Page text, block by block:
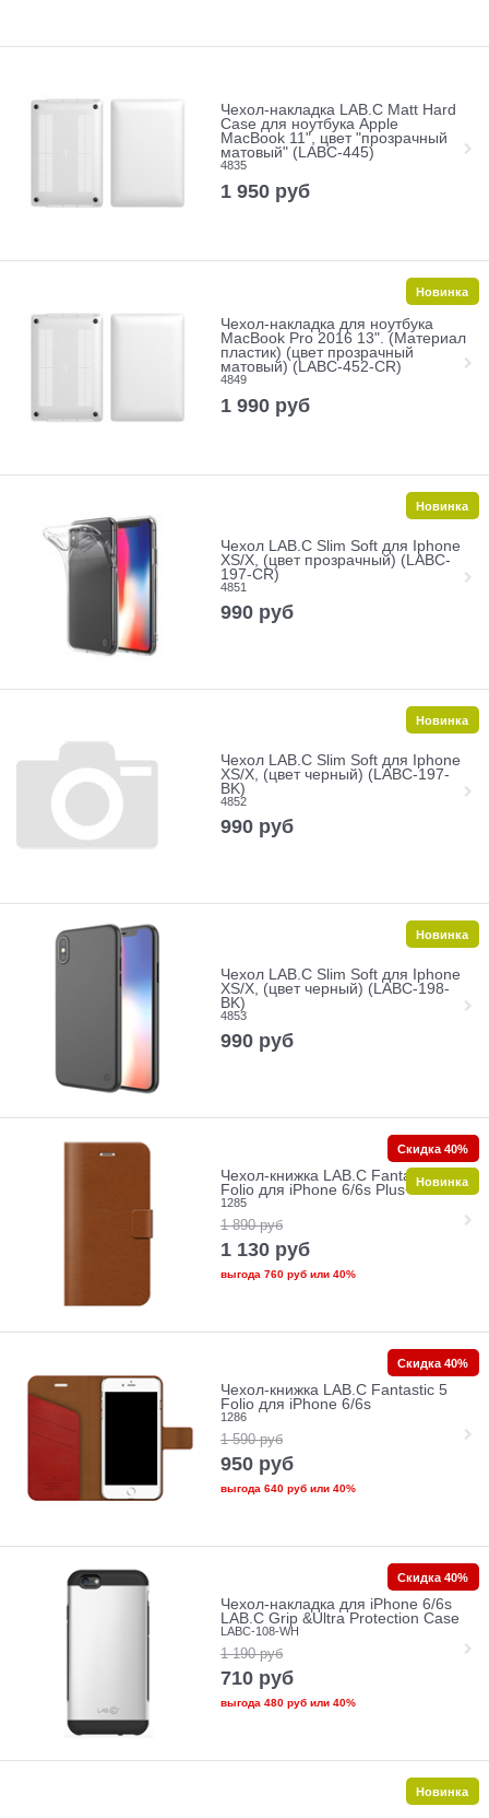
Чехол-накладка LAB.C Matt Hard
Case для ноутбука Apple
MacBook 11", цвет "прозрачный
матовый" (LABC-445)
4835
1 950 руб
Чехол-накладка для ноутбука
MacBook Pro 2016 13". (Материал
пластик) (цвет прозрачный
матовый) (LABC-452-CR)
4849
1 990 руб
Новинка
Чехол LAB.C Slim Soft для Iphone
XS/X, (цвет прозрачный) (LABC-
197-CR)
4851
990 руб
Новинка
Чехол LAB.C Slim Soft для Iphone
XS/X, (цвет черный) (LABC-197-
BK)
4852
990 руб
Новинка
Чехол LAB.C Slim Soft для Iphone
XS/X, (цвет черный) (LABC-198-
BK)
4853
990 руб
Новинка
Чехол-книжка LAB.C Fantastic 5
Folio для iPhone 6/6s Plus+
1285
1 890 руб
1 130 руб
выгода 760 рубили 40%
Скидка 40%
Новинка
Чехол-книжка LAB.C Fantastic 5
Folio для iPhone 6/6s
1286
1 590 руб
950 руб
выгода 640 рубили 40%
Скидка 40%
Чехол-накладка для iPhone 6/6s
LAB.C Grip &Ultra Protection Case
LABC-108-WH
1 190 руб
710 руб
выгода 480 рубили 40%
Скидка 40%
Новинка